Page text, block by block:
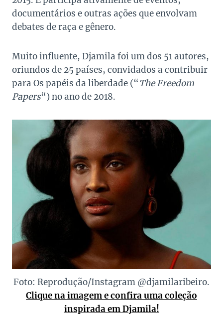
documentários e outras ações que envolvam
debates de raça e gênero.
Muito influente, Djamila foi um dos 51 autores,
oriundos de 25 países, convidados a contribuir
para Os papéis da liberdade (“The Freedom
Papers“) no ano de 2018.
Foto: Reprodução/Instagram @djamilaribeiro.
Clique na imagem e confira uma coleção
inspirada em Djamila!